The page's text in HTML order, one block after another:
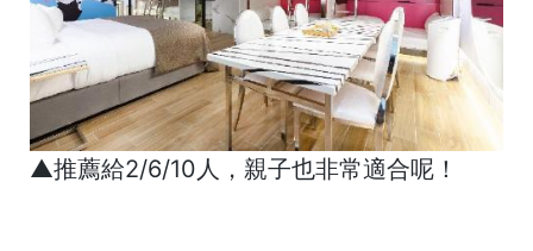
▲推薦給2/6/10人，親子也非常適合呢！